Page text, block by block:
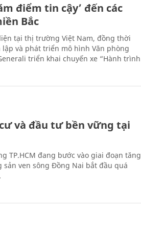
điểm tin cậy’ đến các
Bắc
tại thị trường Việt Nam, đồng thời
và phát triển mô hình Văn phòng
triển khai chuyến xe “Hành trình
và đầu tư bền vững tại
TP.HCM đang bước vào giai đoạn tăng
ven sông Đồng Nai bắt đầu quá